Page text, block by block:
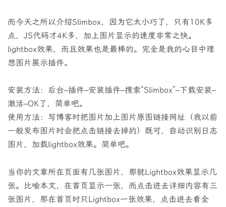
而今天之所以介绍Slimbox，因为它太小巧了，只有10K多
点，JS代码才4K多，加上图片显示的速度非常之快。
lightbox效果，而且效果也是最棒的。完全是我的心目中理
想图片展示插件。
安装方法：后台–插件–安装插件–搜索“Slimbox”–下载安装–
激活–OK了，简单吧。
使用方法：写博客时把图片加上图片原图链接网址（我以前
一般发布图片时会把点击链接去掉的）既可，自动识别日志
图片，加载lightbox效果。简单吧。
当你的文章所在页面有几张图片，那就Lightbox效果显示几
张。比喻本文，在首页显示一张，而点击进去详细内容有三
张图片，那在首页时只Lightbox一张效果，点击进去看全